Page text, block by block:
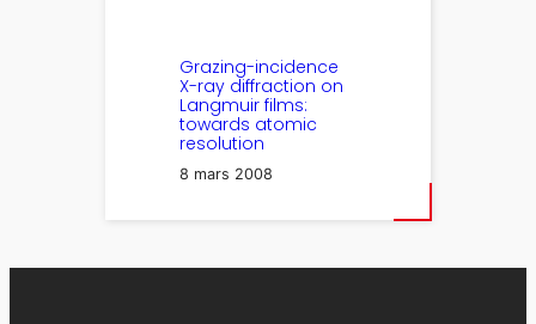
Grazing-incidence
X-ray diffraction on
Langmuir films:
towards atomic
resolution
8 mars 2008